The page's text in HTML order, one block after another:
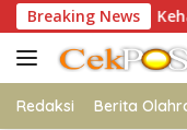
Langsung
ke
konten
Breaking News
Kehadiran
Redaksi Berita